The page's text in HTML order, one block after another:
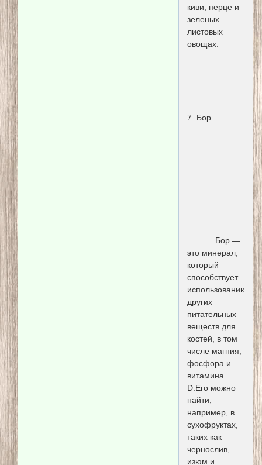
киви, перце и
зеленых
листовых
овощах.
7. Бор
Бор —
это минерал,
который
способствует
использованию
других
питательных
веществ для
костей, в том
числе магния,
фосфора и
витамина
D.Его можно
найти,
например, в
сухофруктах,
таких как
чернослив,
изюм и